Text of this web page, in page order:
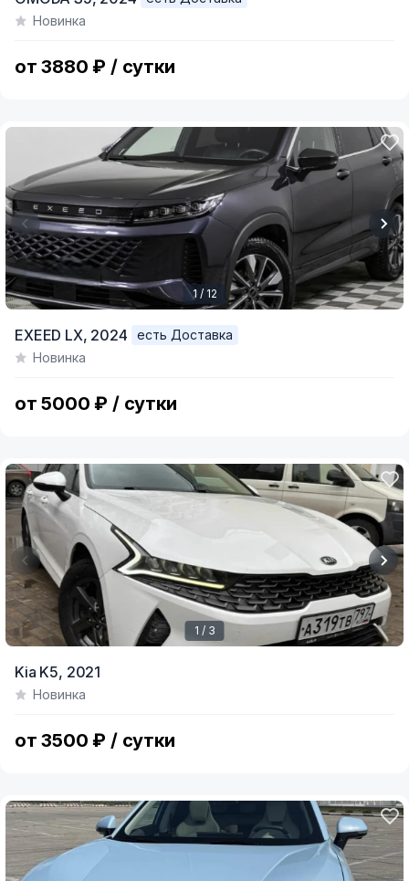
of
Новинка
от 3880 ₽ / сутки
of
1 / 12
EXEED LX, 2024
есть Доставка
Новинка
от 5000 ₽ / сутки
of
1 / 3
Kia K5, 2021
Новинка
от 3500 ₽ / сутки